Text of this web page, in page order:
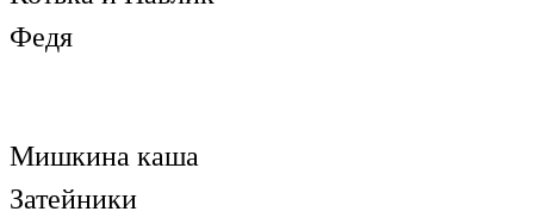
Федя
Мишкина каша
Затейники